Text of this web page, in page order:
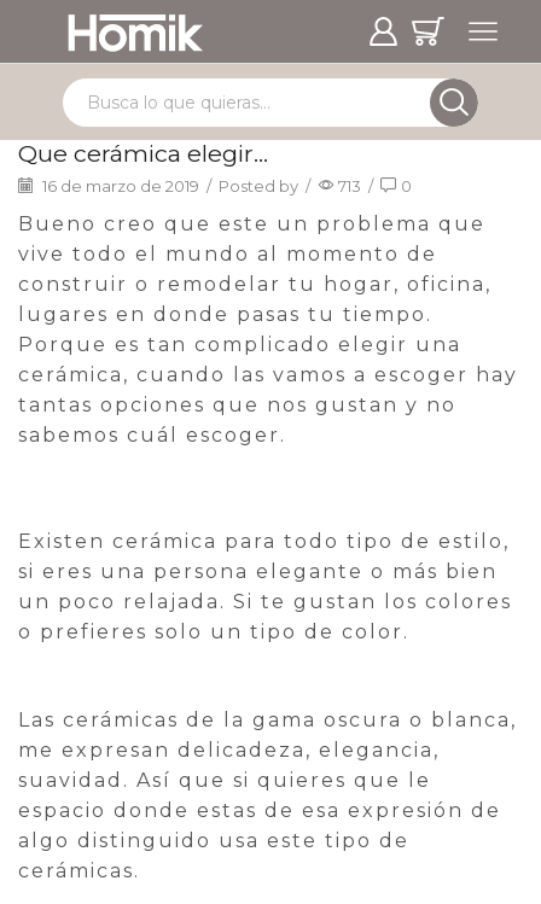
Que cerámica elegir…
16 de marzo de 2019 / Posted by / 713 / 0
Bueno creo que este un problema que
vive todo el mundo al momento de
construir o remodelar tu hogar, oficina,
lugares en donde pasas tu tiempo.
Porque es tan complicado elegir una
cerámica, cuando las vamos a escoger hay
tantas opciones que nos gustan y no
sabemos cuál escoger.
Existen cerámica para todo tipo de estilo,
si eres una persona elegante o más bien
un poco relajada. Si te gustan los colores
o prefieres solo un tipo de color.
Las cerámicas de la gama oscura o blanca,
me expresan delicadeza, elegancia,
suavidad. Así que si quieres que le
espacio donde estas de esa expresión de
algo distinguido usa este tipo de
cerámicas.